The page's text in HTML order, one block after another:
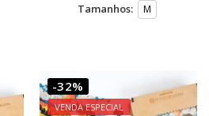
Tamanhos: M
-32%
VENDA ESPECIAL